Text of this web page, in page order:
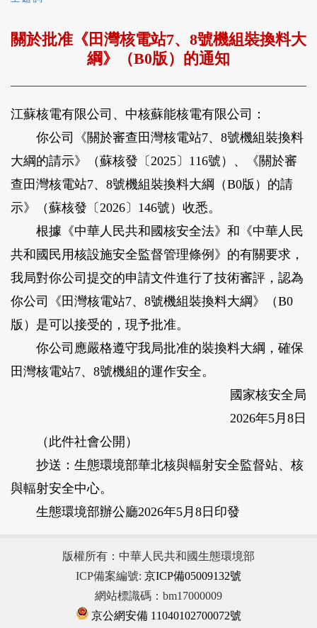
關於批准《田灣核電站7、8號機組裝換料大
綱》（B0版）的通知
江蘇核電有限公司、中核蘇能核電有限公司：
你公司《關於審查田灣核電站7、8號機組裝換料
大綱的請示》（蘇核發〔2025〕116號）、《關於審
查田灣核電站7、8號機組裝換料大綱（B0版）的請
示》（蘇核發〔2026〕146號）收悉。
根據《中華人民共和國核安全法》和《中華人民
共和國民用核設施安全監督管理條例》的有關要求，
我局對你公司提交的申請文件進行了技術審評，認為
你公司《田灣核電站7、8號機組裝換料大綱》（B0
版）是可以接受的，現予批准。
你公司應嚴格遵守我局批准的裝換料大綱，確保
田灣核電站7、8號機組的運作安全。
國家核安全局
2026年5月8日
（此件社會公開）
抄送：生態環境部華北核與輻射安全監督站、核
與輻射安全中心。
生態環境部辦公廳2026年5月8日印發
版權所有：中華人民共和國生態環境部
ICP備案編號: 京ICP備05009132號
網站標識碼：bm17000009
京公網安備 11040102700072號